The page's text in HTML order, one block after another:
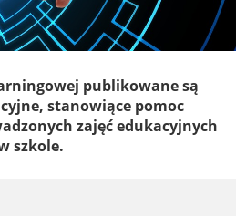
publikowane są
stanowiące pomoc
zajęć edukacyjnych
szkole.